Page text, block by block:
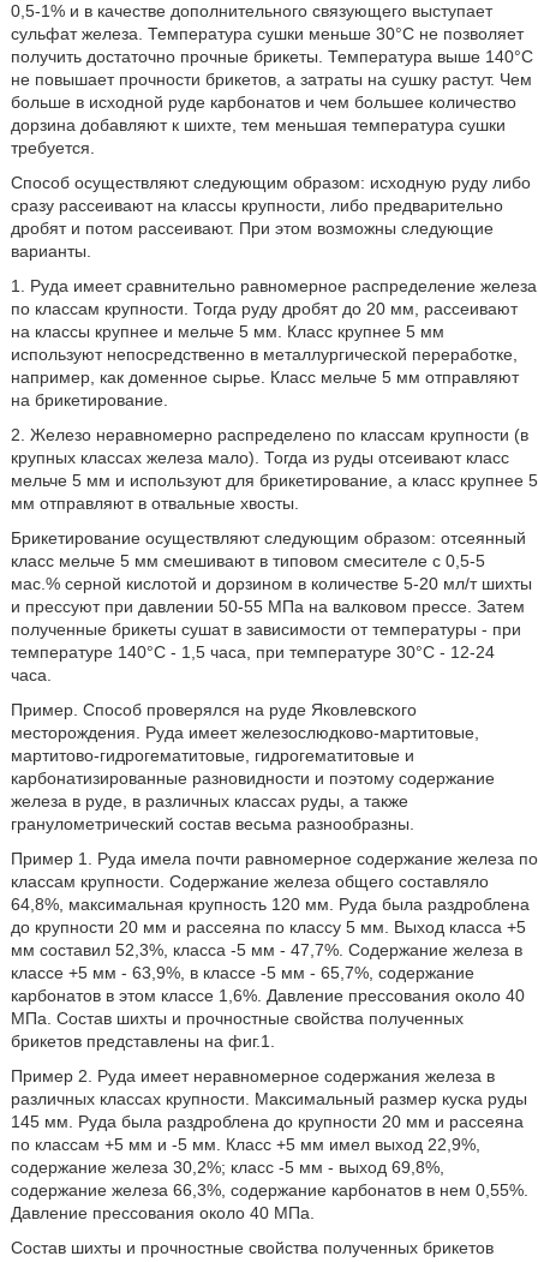
0,5-1% и в качестве дополнительного связующего выступает
сульфат железа. Температура сушки меньше 30°C не позволяет
получить достаточно прочные брикеты. Температура выше 140°C
не повышает прочности брикетов, а затраты на сушку растут. Чем
больше в исходной руде карбонатов и чем большее количество
дорзина добавляют к шихте, тем меньшая температура сушки
требуется.
Способ осуществляют следующим образом: исходную руду либо
сразу рассеивают на классы крупности, либо предварительно
дробят и потом рассеивают. При этом возможны следующие
варианты.
1. Руда имеет сравнительно равномерное распределение железа
по классам крупности. Тогда руду дробят до 20 мм, рассеивают
на классы крупнее и мельче 5 мм. Класс крупнее 5 мм
используют непосредственно в металлургической переработке,
например, как доменное сырье. Класс мельче 5 мм отправляют
на брикетирование.
2. Железо неравномерно распределено по классам крупности (в
крупных классах железа мало). Тогда из руды отсеивают класс
мельче 5 мм и используют для брикетирование, а класс крупнее 5
мм отправляют в отвальные хвосты.
Брикетирование осуществляют следующим образом: отсеянный
класс мельче 5 мм смешивают в типовом смесителе с 0,5-5
мас.% серной кислотой и дорзином в количестве 5-20 мл/т шихты
и прессуют при давлении 50-55 МПа на валковом прессе. Затем
полученные брикеты сушат в зависимости от температуры - при
температуре 140°C - 1,5 часа, при температуре 30°C - 12-24
часа.
Пример. Способ проверялся на руде Яковлевского
месторождения. Руда имеет железослюдково-мартитовые,
мартитово-гидрогематитовые, гидрогематитовые и
карбонатизированные разновидности и поэтому содержание
железа в руде, в различных классах руды, а также
гранулометрический состав весьма разнообразны.
Пример 1. Руда имела почти равномерное содержание железа по
классам крупности. Содержание железа общего составляло
64,8%, максимальная крупность 120 мм. Руда была раздроблена
до крупности 20 мм и рассеяна по классу 5 мм. Выход класса +5
мм составил 52,3%, класса -5 мм - 47,7%. Содержание железа в
классе +5 мм - 63,9%, в классе -5 мм - 65,7%, содержание
карбонатов в этом классе 1,6%. Давление прессования около 40
МПа. Состав шихты и прочностные свойства полученных
брикетов представлены на фиг.1.
Пример 2. Руда имеет неравномерное содержания железа в
различных классах крупности. Максимальный размер куска руды
145 мм. Руда была раздроблена до крупности 20 мм и рассеяна
по классам +5 мм и -5 мм. Класс +5 мм имел выход 22,9%,
содержание железа 30,2%; класс -5 мм - выход 69,8%,
содержание железа 66,3%, содержание карбонатов в нем 0,55%.
Давление прессования около 40 МПа.
Состав шихты и прочностные свойства полученных брикетов